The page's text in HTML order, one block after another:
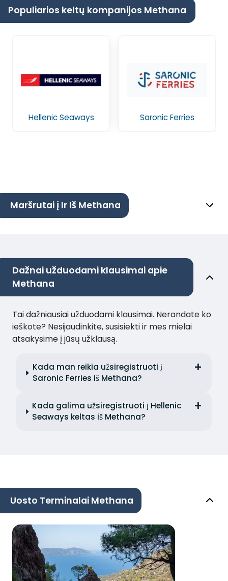
Populiarios keltų kompanijos Methana
Hellenic Seaways Saronic Ferries
Maršrutai į Ir Iš Methana
Dažnai užduodami klausimai apie
Methana
Tai dažniausiai užduodami klausimai. Nerandate ko
ieškote? Nesijaudinkite, susisiekti ir mes mielai
atsakysime į jūsų užklausą.
Kada man reikia užsiregistruoti į
Saronic Ferries iš Methana?
Kada galima užsiregistruoti į Hellenic
Seaways keltas iš Methana?
Uosto Terminalai Methana